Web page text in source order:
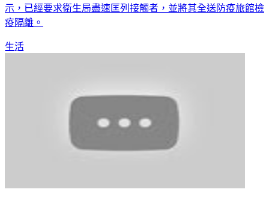
示，已經要求衛生局盡速匡列接觸者，並將其全送防疫旅館檢
疫隔離。
生活